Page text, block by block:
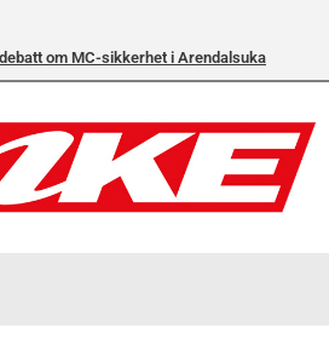
om MC-sikkerhet i Arendalsuka